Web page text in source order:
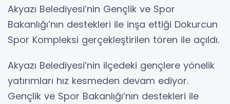
Akyazı Belediyesi’nin Gençlik ve Spor
Bakanlığı’nın destekleri ile inşa ettiği Dokurcun
Spor Kompleksi gerçekleştirilen tören ile açıldı.
Akyazı Belediyesi’nin ilçedeki gençlere yönelik
yatırımları hız kesmeden devam ediyor.
Gençlik ve Spor Bakanlığı’nın destekleri ile